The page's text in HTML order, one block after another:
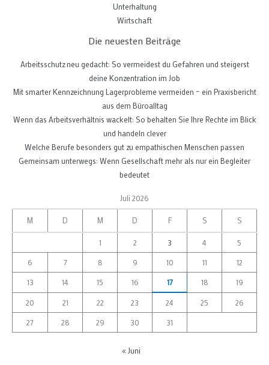
Unterhaltung
Wirtschaft
Die neuesten Beiträge
Arbeitsschutz neu gedacht: So vermeidest du Gefahren und steigerst
deine Konzentration im Job
Mit smarter Kennzeichnung Lagerprobleme vermeiden – ein Praxisbericht
aus dem Büroalltag
Wenn das Arbeitsverhältnis wackelt: So behalten Sie Ihre Rechte im Blick
und handeln clever
Welche Berufe besonders gut zu empathischen Menschen passen
Gemeinsam unterwegs: Wenn Gesellschaft mehr als nur ein Begleiter
bedeutet
Juli 2026
M D M D F S S
1 2 3 4 5
6 7 8 9 10 11 12
13 14 15 16 17 18 19
20 21 22 23 24 25 26
27 28 29 30 31
« Juni